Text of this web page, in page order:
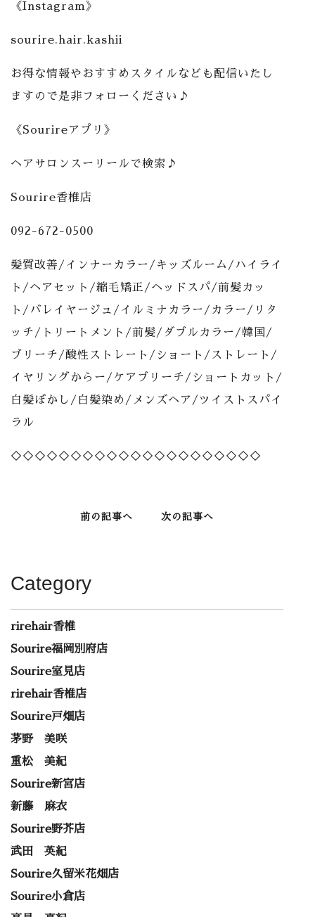
《Instagram》
sourire.hair.kashii
お得な情報やおすすめスタイルなども配信いたし
ますので是非フォローください♪
《Sourireアプリ》
ヘアサロンスーリールで検索♪
Sourire香椎店
092-672-0500
髪質改善/インナーカラー/キッズルーム/ハイライ
ト/ヘアセット/縮毛矯正/ヘッドスパ/前髪カッ
ト/バレイヤージュ/イルミナカラー/カラー/リタ
ッチ/トリートメント/前髪/ダブルカラー/韓国/
ブリーチ/酸性ストレート/ショート/ストレート/
イヤリングからー/ケアブリーチ/ショートカット/
白髪ぼかし/白髪染め/メンズヘア/ツイストスパイ
ラル
◇◇◇◇◇◇◇◇◇◇◇◇◇◇◇◇◇◇◇◇◇
前の記事へ 次の記事へ
Category
rirehair香椎
Sourire福岡別府店
Sourire室見店
rirehair香椎店
Sourire戸畑店
茅野 美咲
重松 美紀
Sourire新宮店
新藤 麻衣
Sourire野芥店
武田 英紀
Sourire久留米花畑店
Sourire小倉店